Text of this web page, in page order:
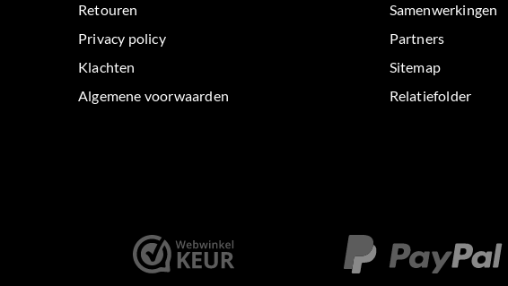
Retouren
Privacy policy
Klachten
Algemene voorwaarden
Samenwerkingen
Partners
Sitemap
Relatiefolder